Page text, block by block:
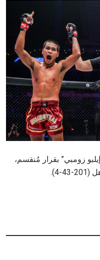
زومبي” بقرار مُنقسم،
4).